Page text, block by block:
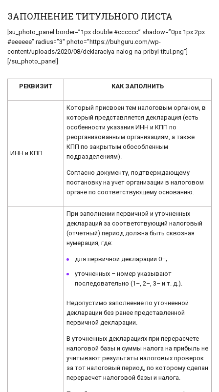
ЗАПОЛНЕНИЕ ТИТУЛЬНОГО ЛИСТА
[su_photo_panel border=”1px double #cccccc” shadow=”0px 1px 2px
#eeeeee” radius=”3″ photo=”https://buhguru.com/wp-
content/uploads/2020/08/deklaraciya-nalog-na-pribyl-titul.png”]
[/su_photo_panel]
РЕКВИЗИТ КАК ЗАПОЛНИТЬ
ИНН и КПП
Который присвоен тем налоговым органом, в
который представляется декларация (есть
особенности указания ИНН и КПП по
реорганизованным организациям, а также
КПП по закрытым обособленным
подразделениям).
Согласно документу, подтверждающему
постановку на учет организации в налоговом
органе по соответствующему основанию.
При заполнении первичной и уточненных
деклараций за соответствующий налоговый
(отчетный) период должна быть сквозная
нумерация, где:
для первичной декларации 0–;
уточненных – номер указывают
последовательно (1–, 2–, 3– и т. д.).
Недопустимо заполнение по уточненной
декларации без ранее представленной
первичной декларации.
В уточненных декларациях при перерасчете
налоговой базы и суммы налога на прибыль не
учитывают результаты налоговых проверок
за тот налоговый период, по которому сделан
перерасчет налоговой базы и налога.